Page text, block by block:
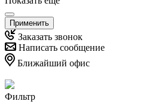
Применить
Заказать звонок
Написать сообщение
Ближайший офис
Фильтр